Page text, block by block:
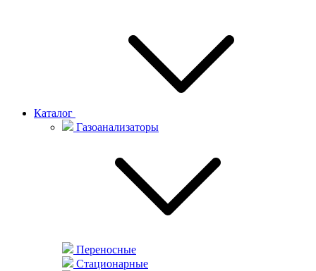
Каталог
Газоанализаторы
Переносные
Стационарные